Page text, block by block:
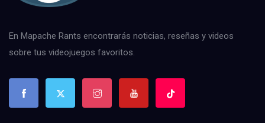
En Mapache Rants encontrarás noticias, reseñas y videos
sobre tus videojuegos favoritos.